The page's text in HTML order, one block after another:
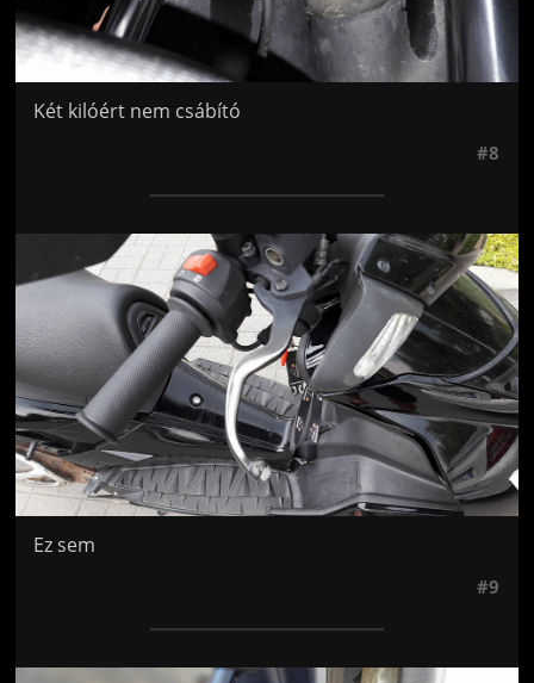
Két kilóért nem csábító
#8
Jön még kép!
Ez sem
#9